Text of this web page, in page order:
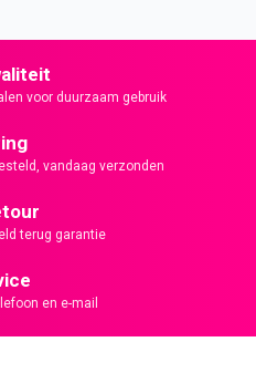
voor duurzaam gebruik
vandaag verzonden
terug garantie
en e-mail